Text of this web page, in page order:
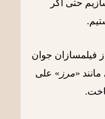
حتی اگر
فیلمسازان جوان
«مرز » علی
.